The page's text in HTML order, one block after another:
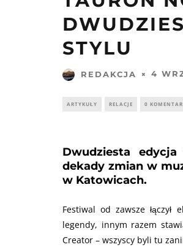
STYLU
REDAKCJA 4
ARTYKUŁY RELACJE 0
Dwudziesta
dekady zmian w
w Katowicach.
Festiwal od zawsze
legendy, innym razem
Creator – wszyscy byli tu